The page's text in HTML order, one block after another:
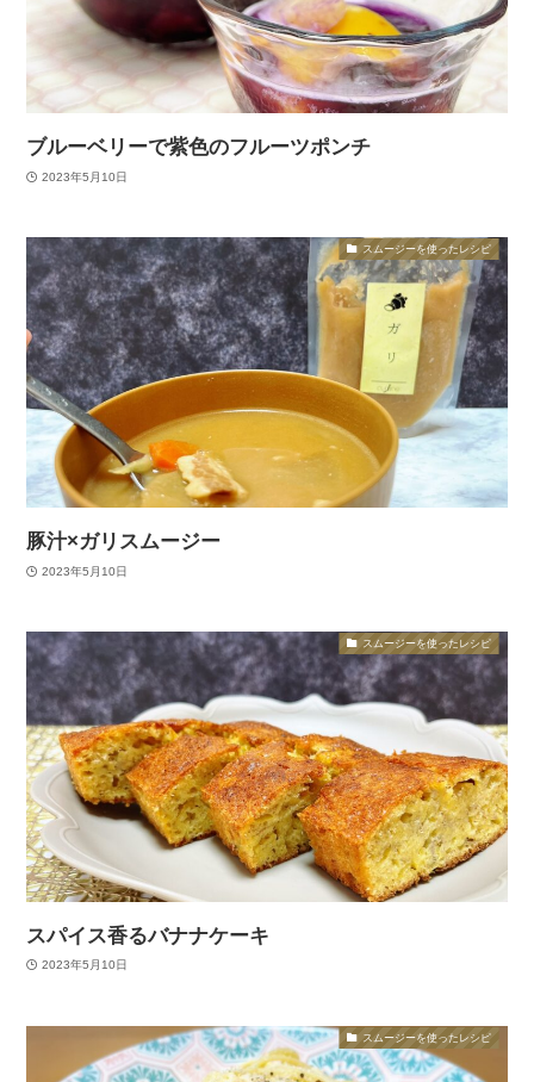
ブルーベリーで紫色のフルーツポンチ
2023年5月10日
スムージーを使ったレシピ
豚汁×ガリスムージー
2023年5月10日
スムージーを使ったレシピ
スパイス香るバナナケーキ
2023年5月10日
スムージーを使ったレシピ